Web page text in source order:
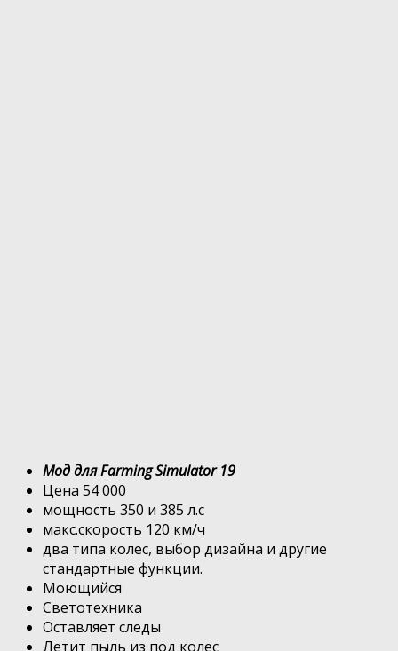
Мод для Farming Simulator 19
Цена 54 000
мощность 350 и 385 л.с
макс.скорость 120 км/ч
два типа колес, выбор дизайна и другие
стандартные функции.
Моющийся
Светотехника
Оставляет следы
Летит пыль из под колес